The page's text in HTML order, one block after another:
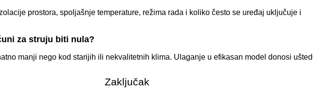
prostora, spoljašnje temperature, režima rada i koliko često se uređaj uključuje i
za struju biti nula?
manji nego kod starijih ili nekvalitetnih klima. Ulaganje u efikasan model donosi
Zaključak